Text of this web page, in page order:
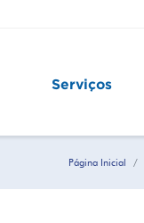
Serviços
Página Inicial